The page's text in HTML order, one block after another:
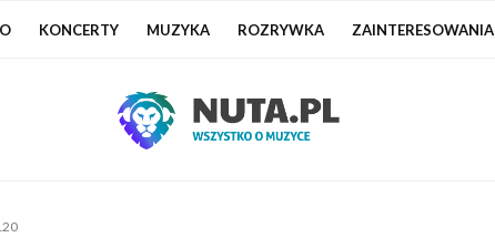
KONCERTY MUZYKA ROZRYWKA ZAINTERESOWANIA